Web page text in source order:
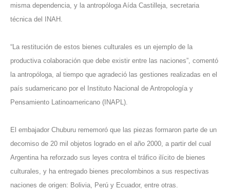
misma dependencia, y la antropóloga Aída Castilleja, secretaria
técnica del INAH.
“La restitución de estos bienes culturales es un ejemplo de la
productiva colaboración que debe existir entre las naciones”, comentó
la antropóloga, al tiempo que agradeció las gestiones realizadas en el
país sudamericano por el Instituto Nacional de Antropología y
Pensamiento Latinoamericano (INAPL).
El embajador Chuburu rememoró que las piezas formaron parte de un
decomiso de 20 mil objetos logrado en el año 2000, a partir del cual
Argentina ha reforzado sus leyes contra el tráfico ilícito de bienes
culturales, y ha entregado bienes precolombinos a sus respectivas
naciones de origen: Bolivia, Perú y Ecuador, entre otras.